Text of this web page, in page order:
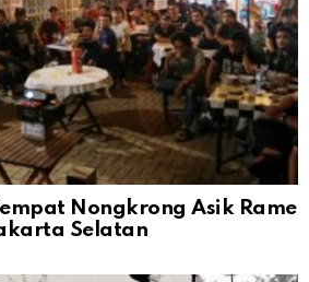
Nongkrong Asik Rame
Selatan